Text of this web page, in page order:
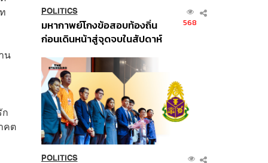
น
คต
POLITICS
มหากาพย์โกงข้อสอบท้องถิ่น
ก่อนเดินหน้าสู่จุดจบในสัปดาห์
568
POLITICS